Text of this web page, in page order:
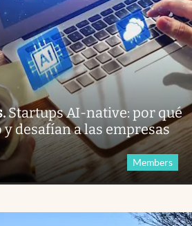
.Startups AI-native: por qué
desafían a las empresas
Members